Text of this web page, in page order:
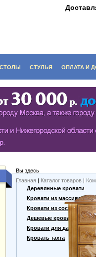
ECO (ЭКОЛОГИЯ)
ШКАФЫ
СТЕНКИ, ВИТРАЖИ
СТОЛЫ
КУХОННЫЕ СТОЛЫ
ДАМСКИЕ СТОЛИКИ
ЖУРНАЛЬНЫЕ СТОЛЫ
ДАЧНЫЕ СТОЛЫ
СТУЛЬЯ
СТУЛЬЯ ИЗ ДЕРЕВА
ДИВАНЫ, СКАМЬИ,
ТАБУРЕТЫ ИЗ
ОПЛАТА И
Вы здесь
Главная | Каталог товаров |
Деревянные кровати
Кровати из массива
Кровати из сосны
Дешевые кровати
Кровати для дачи
Кровать тахта